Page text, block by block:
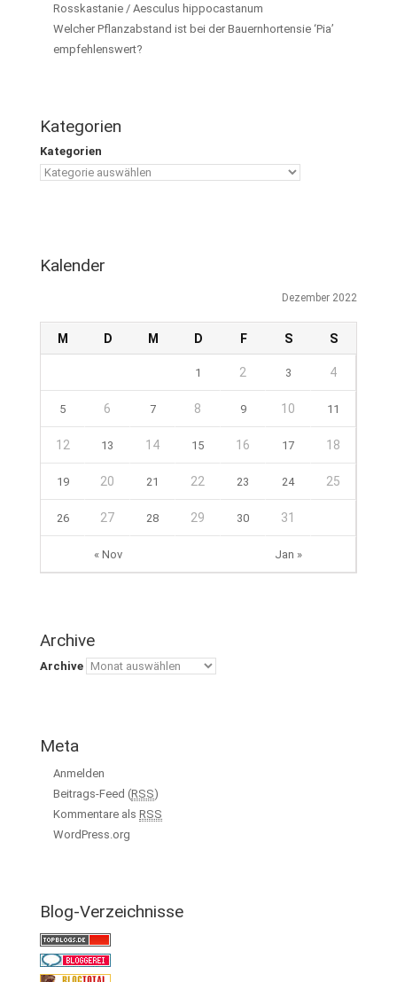
Rosskastanie / Aesculus hippocastanum
Welcher Pflanzabstand ist bei der Bauernhortensie ‘Pia’
empfehlenswert?
Kategorien
Kategorien
Kalender
Dezember 2022
M D M D F S S
« Nov Jan »
1 2 3 4
5 6 7 8 9 10 11
12 13 14 15 16 17 18
19 20 21 22 23 24 25
26 27 28 29 30 31
Archive
Archive
Meta
Anmelden
Beitrags-Feed (RSS)
Kommentare als RSS
WordPress.org
Blog-Verzeichnisse